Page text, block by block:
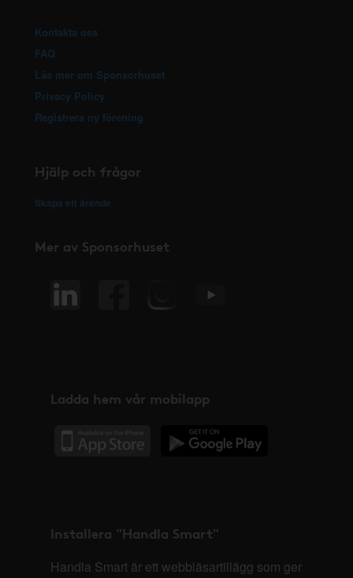
Kontakta oss
FAQ
Läs mer om Sponsorhuset
Privacy Policy
Registrera ny förening
Hjälp och frågor
Skapa ett ärende
Mer av Sponsorhuset
Ladda hem vår mobilapp
Installera "Handla Smart"
Handla Smart är ett webbläsartillägg som ger